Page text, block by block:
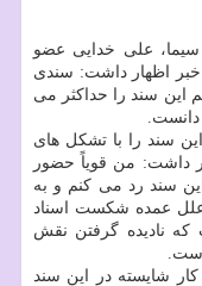
علی خدایی عضو
خبر اظهار داشت: سندی
این سند را حداكثر می
دانست.
سند را با تشكل های
داشت: من قویاً حضور
سند رد می كنم و به
عمده شكست اسناد
كه نادیده گرفتن نقش
است.
شایسته در این سند